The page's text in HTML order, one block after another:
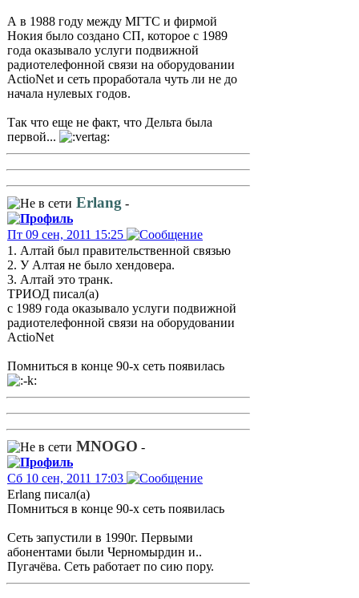
А в 1988 году между МГТС и фирмой
Нокия было создано СП, которое с 1989
года оказывало услуги подвижной
радиотелефонной связи на оборудовании
ActioNet и сеть проработала чуть ли не до
начала нулевых годов.
Так что еще не факт, что Дельта была
первой...
Erlang -
Пт 09 сен, 2011 15:25
1. Алтай был правительственной связью
2. У Алтая не было хендовера.
3. Алтай это транк.
ТРИОД писал(а)
с 1989 года оказывало услуги подвижной
радиотелефонной связи на оборудовании
ActioNet
Помниться в конце 90-х сеть появилась
MNOGO -
Сб 10 сен, 2011 17:03
Erlang писал(а)
Помниться в конце 90-х сеть появилась
Сеть запустили в 1990г. Первыми
абонентами были Черномырдин и..
Пугачёва. Сеть работает по сию пору.